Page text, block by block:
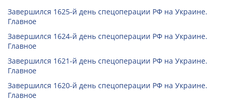
Завершился 1625-й день спецоперации РФ на Украине.
Главное
Завершился 1624-й день спецоперации РФ на Украине.
Главное
Завершился 1621-й день спецоперации РФ на Украине.
Главное
Завершился 1620-й день спецоперации РФ на Украине.
Главное